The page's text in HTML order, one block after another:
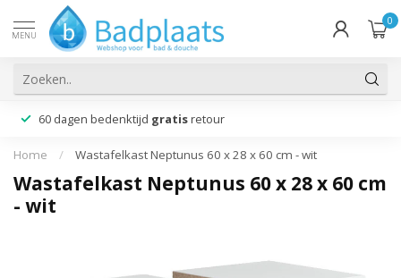
MENU
0
60 dagen bedenktijd gratis retour
Home / Wastafelkast Neptunus 60 x 28 x 60 cm - wit
Wastafelkast Neptunus 60 x 28 x 60 cm
- wit